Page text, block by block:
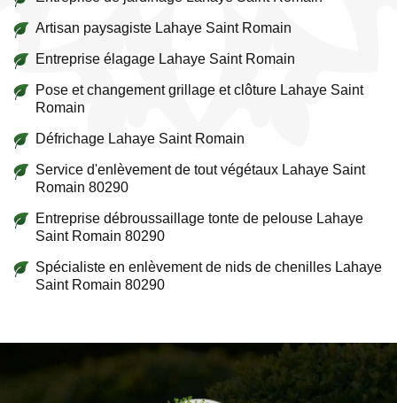
Artisan paysagiste Lahaye Saint Romain
Entreprise élagage Lahaye Saint Romain
Pose et changement grillage et clôture Lahaye Saint
Romain
Défrichage Lahaye Saint Romain
Service d'enlèvement de tout végétaux Lahaye Saint
Romain 80290
Entreprise débroussaillage tonte de pelouse Lahaye
Saint Romain 80290
Spécialiste en enlèvement de nids de chenilles Lahaye
Saint Romain 80290